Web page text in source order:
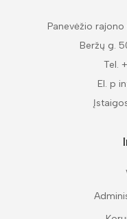
Panevėžio
Beržų g.
Tel.
El. p